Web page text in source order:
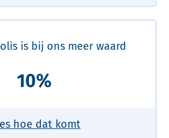
is bij ons meer waard
10%
hoe dat komt